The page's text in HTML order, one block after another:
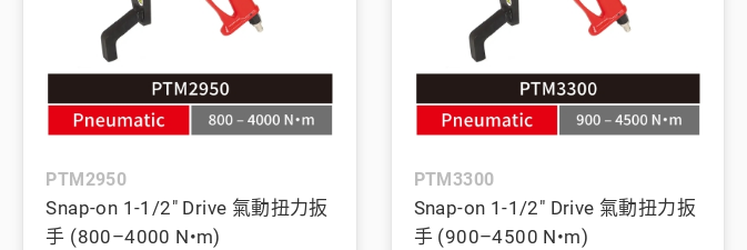
美國JohnBean設備
義大利 Bike-Lift
PTM2950
Snap-on 1-1/2" Drive 氣動扭力扳
手 (800–4000 N•m)
PTM3300
Snap-on 1-1/2" Drive 氣動扭力扳
手 (900–4500 N•m)